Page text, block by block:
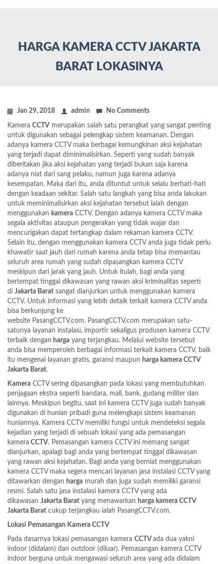
HARGA KAMERA CCTV JAKARTA
BARAT LOKASINYA
Jan 29, 2018 admin No Comments
Kamera CCTV merupakan salah satu perangkat yang sangat penting
untuk digunakan sebagai pelengkap sistem keamanan. Dengan
adanya kamera CCTV maka berbagai kemungkinan aksi kejahatan
yang terjadi dapat diminimalisirkan. Seperti yang sudah banyak
diberitakan jika aksi kejahatan yang terjadi bukan saja karena
adanya niat dari sang pelaku, namun juga karena adanya
kesempatan. Maka dari itu, anda dituntut untuk selalu berhati-hati
dengan keadaan sekitar. Salah satu langkah yang bisa anda lakukan
untuk meminimalisirkan aksi kejahatan tersebut ialah dengan
menggunakan kamera CCTV. Dengan adanya kamera CCTV maka
segala aktivitas ataupun pengerakan yang tidak wajar dan
mencurigakan dapat tertangkap dalam rekaman kamera CCTV.
Selain itu, dengan menggunakan kamera CCTV anda juga tidak perlu
khawatir saat jauh dari rumah karena anda tetap bisa memantau
seluruh area rumah yang sudah dipasangkan kamera CCTV
meskipun dari jarak yang jauh. Untuk itulah, bagi anda yang
bertempat tinggal dikawasan yang rawan aksi kriminalitas seperti
di Jakarta Barat sangat dianjurkan untuk menggunakan kamera
CCTV. Untuk informasi yang lebih detaik terkait kamera CCTV anda
bisa berkunjung ke
website PasangCCTV.com. PasangCCTV.com merupakan satu-
satunya layanan instalasi, importir sekaligus produsen kamera CCTV
terbaik dengan harga yang terjangkau. Melalui website tersebut
anda bisa memperoleh berbagai informasi terkait kamera CCTV, baik
itu mengenai layanan gratis, garansi maupun harga kamera CCTV
Jakarta Barat.
Kamera CCTV sering dipasangkan pada lokasi yang membutuhkan
penjagaan ekstra seperti bandara, mall, bank, gudang militer dan
lainnya. Meskipun begitu, saat ini kamera CCTV juga sudah banyak
digunakan di hunian pribadi guna melengkapi sistem keamanan
huniannya. Kamera CCTV memiliki fungsi untuk mendeteksi segala
kejadian yang terjadi di sebuah lokasi yang ada pemasangan
kamera CCTV. Pemasangan kamera CCTV ini memang sangat
dianjurkan, apalagi bagi anda yang bertempat tinggal dikawasan
yang rawan aksi kejahatan. Bagi anda yang berniat menggunakan
kamera CCTV maka segera mencari layanan jasa instalasi CCTV yang
ditawarkan dengan harga murah dan juga sudah memiliki garansi
resmi. Salah satu jasa instalasi kamera CCTV yang ada
dikawasan Jakarta Barat yang menawarkan harga kamera CCTV
Jakarta Barat cukup terjangkau ialah PasangCCTV.com.
Lokasi Pemasangan Kamera CCTV
Pada dasarnya lokasi pemasangan kamera CCTV ada dua yakni
indoor (didalam) dan outdoor (diluar). Pemasangan kamera CCTV
indoor berguna untuk mengawasi seluruh area yang ada didalam